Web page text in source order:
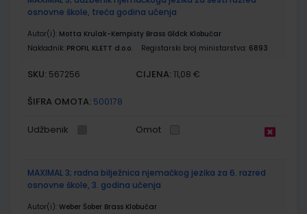
osnovne škole, treća godina učenja
Autor(i): Motta Krulak-Kempisty Brass Glđck Klobučar
Nakladnik: PROFIL KLETT d.o.o. Registarski broj ministarstva: 6893
SKU: 567256 CIJENA: 11,08 €
ŠIFRA OMOTA: 500178
Udžbenik Omot
MAXIMAL 3; radna bilježnica njemačkog jezika za 6. razred
osnovne škole, 3. godina učenja
Autor(i): Weber Šober Brass Klobučar